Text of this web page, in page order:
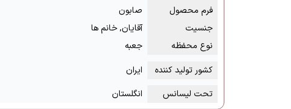
فرم محصول
صابون
جنسیت
آقایان, خانم ها
نوع محفظه
جعبه
کشور تولید کننده
ایران
تحت لیسانس
انگلستان